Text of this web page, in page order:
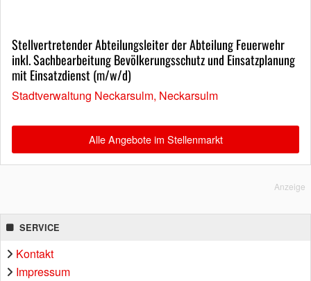
Stellvertretender Abteilungsleiter der Abteilung Feuerwehr
inkl. Sachbearbeitung Bevölkerungsschutz und Einsatzplanung
mit Einsatzdienst (m/w/d)
Stadtverwaltung Neckarsulm, Neckarsulm
Alle Angebote im Stellenmarkt
Anzeige
SERVICE
Kontakt
Impressum